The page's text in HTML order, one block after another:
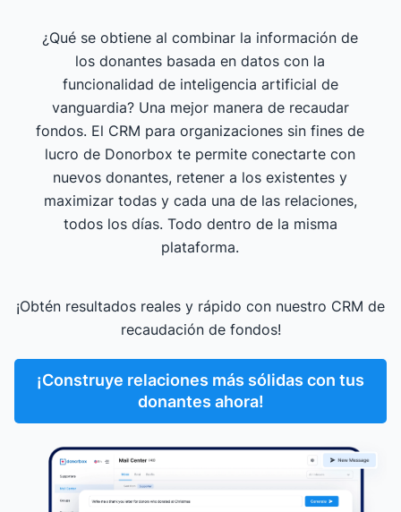
¿Qué se obtiene al combinar la información de
los donantes basada en datos con la
funcionalidad de inteligencia artificial de
vanguardia? Una mejor manera de recaudar
fondos. El CRM para organizaciones sin fines de
lucro de Donorbox te permite conectarte con
nuevos donantes, retener a los existentes y
maximizar todas y cada una de las relaciones,
todos los días. Todo dentro de la misma
plataforma.
¡Obtén resultados reales y rápido con nuestro CRM de
recaudación de fondos!
¡Construye relaciones más sólidas con tus
donantes ahora!